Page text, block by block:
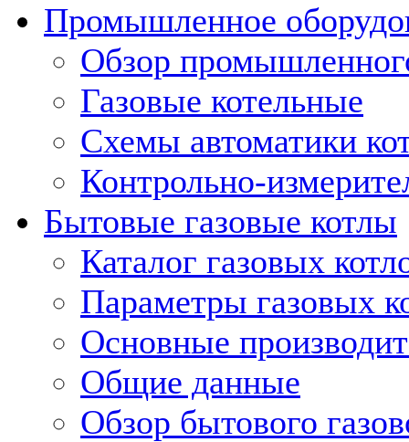
Промышленное
Обзор
Газовые котельные
Схемы автоматики
Контрольно-
Бытовые газовые котлы
Каталог газовых
Параметры газовых
Основные
Общие данные
Обзор бытового